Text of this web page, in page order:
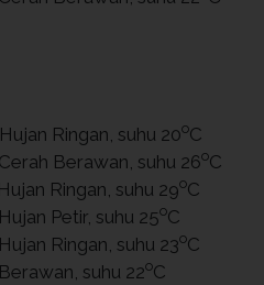
Ringan, suhu 20oC
Berawan, suhu 26oC
Ringan, suhu 29oC
Petir, suhu 25oC
Ringan, suhu 23oC
suhu 22oC